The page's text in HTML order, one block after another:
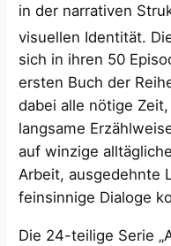
in der narrativen
visuellen Identität.
sich in ihren 50
ersten Buch der
dabei alle nötige
langsame
auf winzige
Arbeit, ausgedehnte
feinsinnige Dialoge
Die 24-teilige Serie